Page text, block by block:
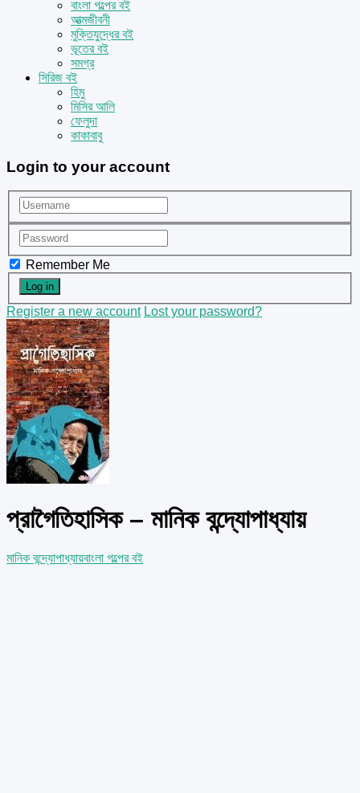
বাংলা গল্পের বই
আত্মজীবনী
মুক্তিযুদ্ধের বই
ভূতের বই
সমগ্র
সিরিজ বই
হিমু
মিসির আলি
ফেলুদা
কাকাবাবু
Login to your account
Remember Me
Register a new account Lost your password?
প্রাগৈতিহাসিক – মানিক বন্দ্যোপাধ্যায়
মানিক বন্দ্যোপাধ্যায়বাংলা গল্পের বই